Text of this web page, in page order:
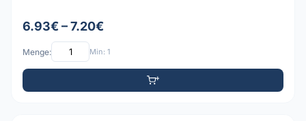
6.93€ – 7.20€
Menge: Min: 1